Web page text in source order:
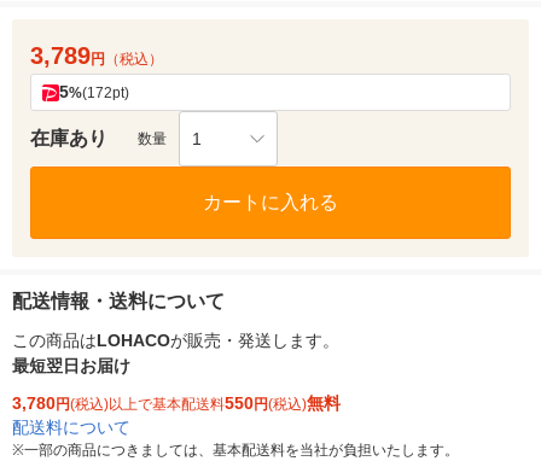
3,789円 （税込）
5%(172pt)
在庫あり 数量 1
カートに入れる
配送情報・送料について
この商品はLOHACOが販売・発送します。
最短翌日お届け
3,780円(税込)以上で基本配送料550円(税込)無料
配送料について
※一部の商品につきましては、基本配送料を当社が負担いたします。